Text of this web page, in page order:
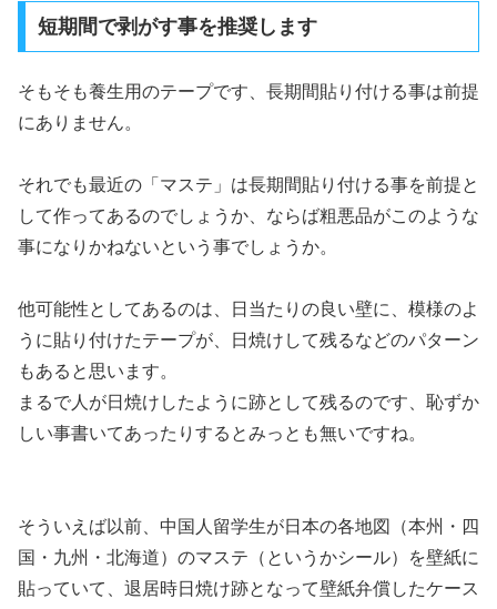
短期間で剥がす事を推奨します
そもそも養生用のテープです、長期間貼り付ける事は前提
にありません。
それでも最近の「マステ」は長期間貼り付ける事を前提と
して作ってあるのでしょうか、ならば粗悪品がこのような
事になりかねないという事でしょうか。
他可能性としてあるのは、日当たりの良い壁に、模様のよ
うに貼り付けたテープが、日焼けして残るなどのパターン
もあると思います。
まるで人が日焼けしたように跡として残るのです、恥ずか
しい事書いてあったりするとみっとも無いですね。
そういえば以前、中国人留学生が日本の各地図（本州・四
国・九州・北海道）のマステ（というかシール）を壁紙に
貼っていて、退居時日焼け跡となって壁紙弁償したケース